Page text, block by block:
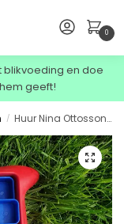
0
blikvoeding en doe
geeft!
/ Huur Nina Ottosson miracle puzzle+ borg 1 week